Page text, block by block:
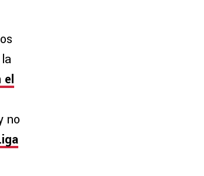
el
no